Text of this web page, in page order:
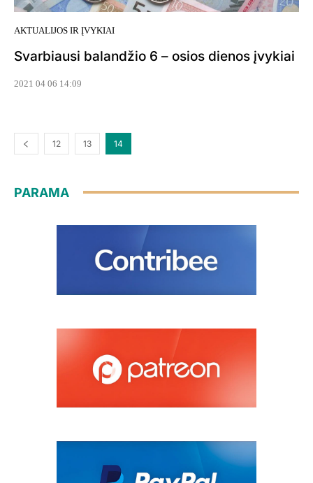
AKTUALIJOS IR ĮVYKIAI
Svarbiausi balandžio 6 – osios dienos įvykiai
2021 04 06 14:09
12 13 14
PARAMA